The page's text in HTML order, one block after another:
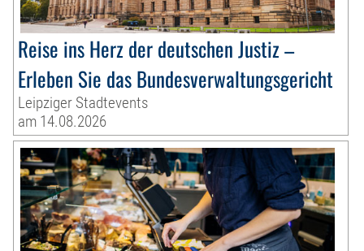
Reise ins Herz der deutschen Justiz –
Erleben Sie das Bundesverwaltungsgericht
Leipziger Stadtevents
am 14.08.2026